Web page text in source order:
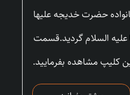
حضرت خدیجه علیها
علیه السلام گردید.قسمت
کلیپ مشاهده بفرمایید.